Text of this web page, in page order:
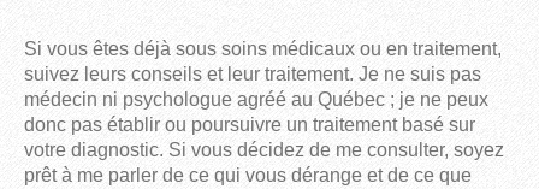
Si vous êtes déjà sous soins médicaux ou en traitement,
suivez leurs conseils et leur traitement. Je ne suis pas
médecin ni psychologue agréé au Québec ; je ne peux
donc pas établir ou poursuivre un traitement basé sur
votre diagnostic. Si vous décidez de me consulter, soyez
prêt à me parler de ce qui vous dérange et de ce que